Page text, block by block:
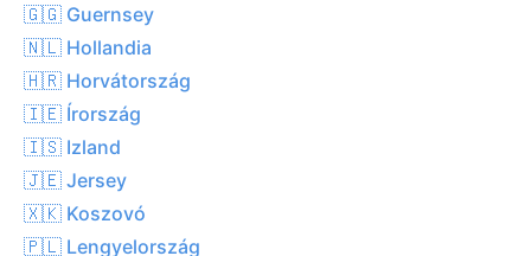
🇬🇬 Guernsey
🇳🇱 Hollandia
🇭🇷 Horvátország
🇮🇪 Írország
🇮🇸 Izland
🇯🇪 Jersey
🇽🇰 Koszovó
🇵🇱 Lengyelország